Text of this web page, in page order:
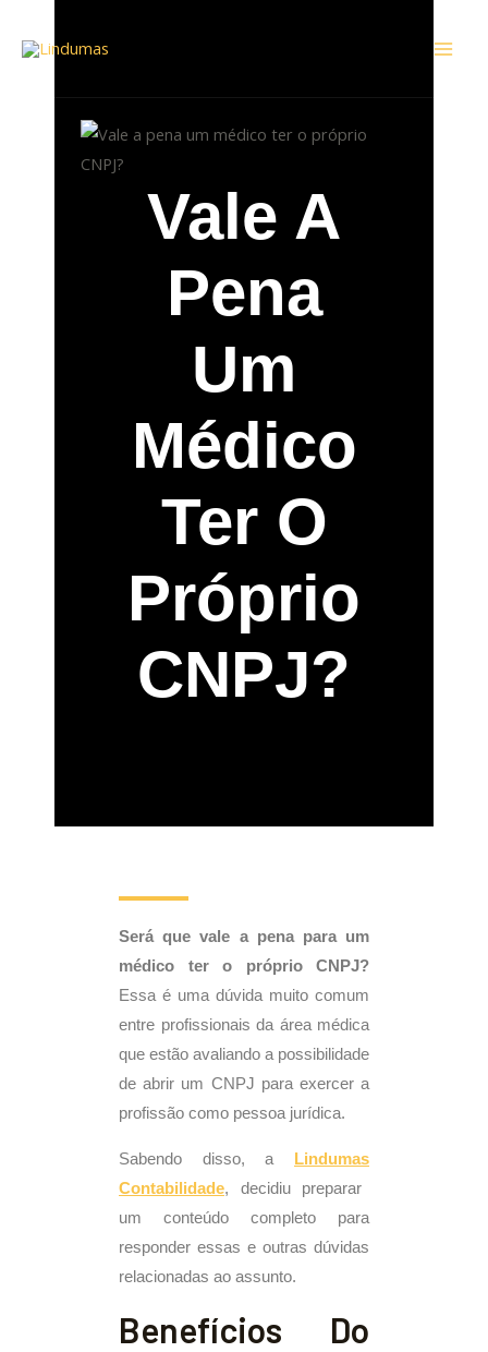
para
Vale A
Pena
Um
Médico
Ter O
Próprio
CNPJ?
Será que vale a pena para um
médico ter o próprio CNPJ?
Essa é uma dúvida muito comum
entre profissionais da área médica
que estão avaliando a possibilidade
de abrir um CNPJ para exercer a
profissão como pessoa jurídica.
Sabendo disso, a Lindumas
Contabilidade, decidiu preparar
um conteúdo completo para
responder essas e outras dúvidas
relacionadas ao assunto.
Benefícios Do